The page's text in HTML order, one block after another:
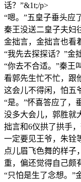
话？”&1t;/p>
“嗯。”五皇子垂头应
秦王没送二皇子夫妇
金拙言，金拙言也看
“我先去探探话？”金
“你去不合适。”秦王
看郭先生忙不忙，跟
这会儿不得闲，怕五
“是。”怀喜答应了，
没多大会儿，郭胜就
拙言和6仪拱了拱手
一定要见王爷，朱铨
点儿眉飞色舞的样子
重，偏还觉得自己颇
“只怕是生了念想。”